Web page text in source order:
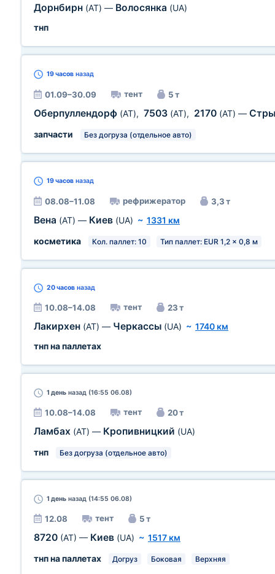
Дорнбирн (AT) — Волосянка (UA)
тнп
19 часов назад
01.09–30.09 тент 5 т
Оберпуллендорф (AT), 7503 (AT), 2170 (AT) —
запчасти Без догруза (отдельное авто)
19 часов назад
08.08–11.08 рефрижератор 3,3 т
Вена (AT) — Киев (UA) ~ 1331 км
косметика
Кол. паллет: 10 Тип паллет: EUR 1,2 x 0,8 м
20 часов назад
10.08–14.08 тент 23 т
Лакирхен (AT) — Черкассы (UA) ~ 1740 км
тнп на паллетах
1 день назад (16:55 06.08)
10.08–14.08 тент 20 т
Ламбах (AT) — Кропивницкий (UA)
тнп
Без догруза (отдельное авто)
1 день назад (14:55 06.08)
12.08 тент 5 т
8720 (AT) — Киев (UA) ~ 1517 км
тнп на паллетах
Догруз Боковая Верхняя